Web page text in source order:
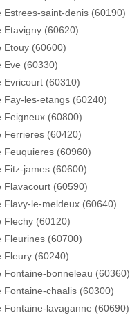
Estrees-saint-denis (60190)
Etavigny (60620)
Etouy (60600)
Eve (60330)
Evricourt (60310)
Fay-les-etangs (60240)
Feigneux (60800)
Ferrieres (60420)
Feuquieres (60960)
Fitz-james (60600)
Flavacourt (60590)
Flavy-le-meldeux (60640)
Flechy (60120)
Fleurines (60700)
Fleury (60240)
Fontaine-bonneleau (60360)
Fontaine-chaalis (60300)
Fontaine-lavaganne (60690)